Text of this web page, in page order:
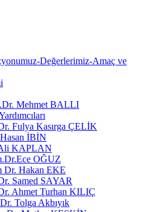
Değerlerimiz-Amaç ve
Mehmet BALLI
Fulya Kasırga ÇELİK
İBİN
KAPLAN
OĞUZ
Dr. Hakan EKE
Samed SAYAR
Ahmet Turhan KILIÇ
Tolga Akbıyık